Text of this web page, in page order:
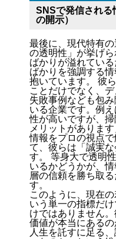
SNSで発信される
の開示）
最後に、現代特有
の透明性」が挙げ
ばかりが溢れてい
ばかりを強調する
抱いています。 彼
ことだけでなく、
失敗事例なども包
いる企業です。例
性が高いですが、
メリットがありま
情報をプロの視点
て、彼らは「誠実
す。 等身大で透明
いるかどうかが、
層の信頼を勝ち取
す。
このように、現在
いう単一の指標だ
けではありません
価値が本当にある
人生を託すに足る